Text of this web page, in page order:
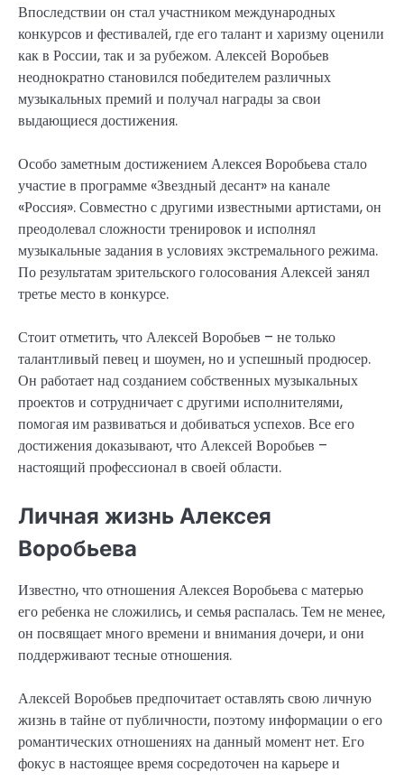
Впоследствии он стал участником международных
конкурсов и фестивалей, где его талант и харизму оценили
как в России, так и за рубежом. Алексей Воробьев
неоднократно становился победителем различных
музыкальных премий и получал награды за свои
выдающиеся достижения.
Особо заметным достижением Алексея Воробьева стало
участие в программе «Звездный десант» на канале
«Россия». Совместно с другими известными артистами, он
преодолевал сложности тренировок и исполнял
музыкальные задания в условиях экстремального режима.
По результатам зрительского голосования Алексей занял
третье место в конкурсе.
Стоит отметить, что Алексей Воробьев – не только
талантливый певец и шоумен, но и успешный продюсер.
Он работает над созданием собственных музыкальных
проектов и сотрудничает с другими исполнителями,
помогая им развиваться и добиваться успехов. Все его
достижения доказывают, что Алексей Воробьев –
настоящий профессионал в своей области.
Личная жизнь Алексея
Воробьева
Известно, что отношения Алексея Воробьева с матерью
его ребенка не сложились, и семья распалась. Тем не менее,
он посвящает много времени и внимания дочери, и они
поддерживают тесные отношения.
Алексей Воробьев предпочитает оставлять свою личную
жизнь в тайне от публичности, поэтому информации о его
романтических отношениях на данный момент нет. Его
фокус в настоящее время сосредоточен на карьере и